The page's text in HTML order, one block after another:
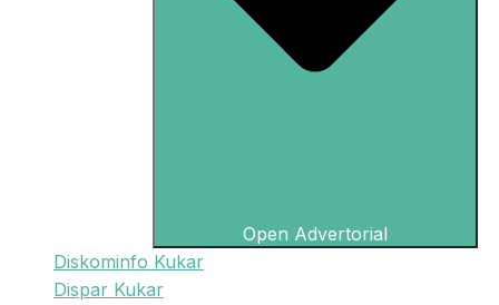
Open Advertorial
Diskominfo Kukar
Dispar Kukar